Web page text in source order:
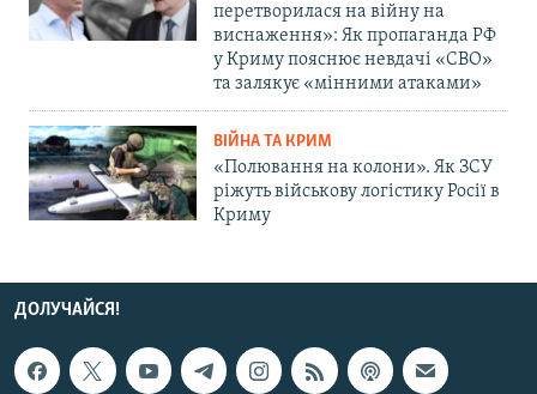
перетворилася на війну на
виснаження»: Як пропаганда РФ
у Криму пояснює невдачі «СВО»
та залякує «мінними атаками»
ВІЙНА ТА КРИМ
«Полювання на колони». Як ЗСУ
ріжуть військову логістику Росії в
Криму
ДОЛУЧАЙСЯ!